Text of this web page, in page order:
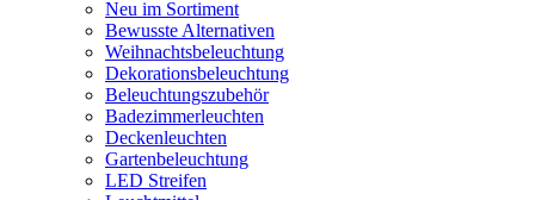
Neu im Sortiment
Bewusste Alternativen
Weihnachtsbeleuchtung
Dekorationsbeleuchtung
Beleuchtungszubehör
Badezimmerleuchten
Deckenleuchten
Gartenbeleuchtung
LED Streifen